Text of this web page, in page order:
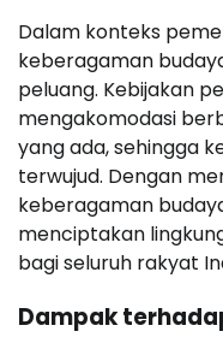
Dalam konteks
keberagaman
peluang. Kebijakan
mengakomodasi
yang ada, sehingga
terwujud. Dengan
keberagaman
menciptakan
bagi seluruh rakyat
Dampak